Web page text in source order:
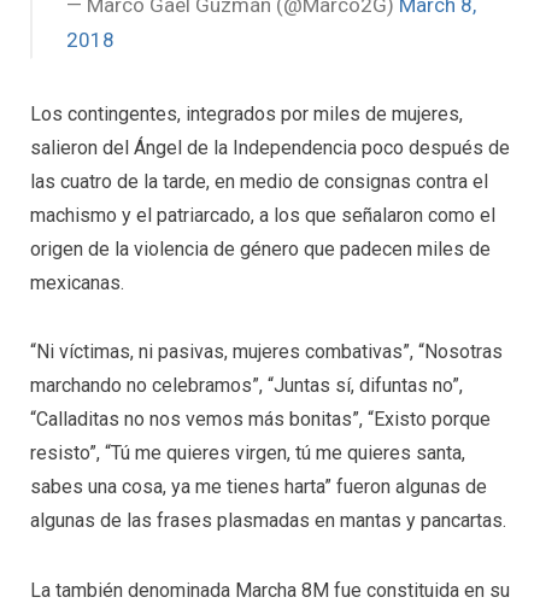
2018
Los contingentes, integrados por miles de mujeres,
salieron del Ángel de la Independencia poco después de
las cuatro de la tarde, en medio de consignas contra el
machismo y el patriarcado, a los que señalaron como el
origen de la violencia de género que padecen miles de
mexicanas.
“Ni víctimas, ni pasivas, mujeres combativas”, “Nosotras
marchando no celebramos”, “Juntas sí, difuntas no”,
“Calladitas no nos vemos más bonitas”, “Existo porque
resisto”, “Tú me quieres virgen, tú me quieres santa,
sabes una cosa, ya me tienes harta” fueron algunas de
algunas de las frases plasmadas en mantas y pancartas.
La también denominada Marcha 8M fue constituida en su